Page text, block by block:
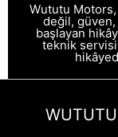
Wututu
değil, güven,
başlayan
teknik